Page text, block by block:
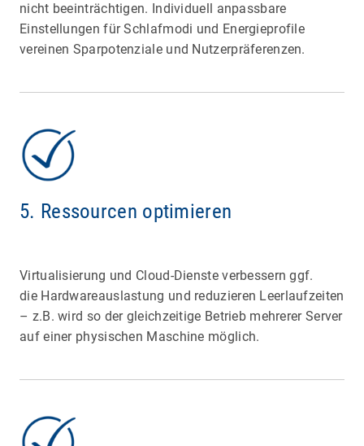
nicht beeinträchtigen. Individuell anpassbare
Einstellungen für Schlafmodi und Energieprofile
vereinen Sparpotenziale und Nutzerpräferenzen.
5. Ressourcen optimieren
Virtualisierung und Cloud-Dienste verbessern ggf.
die Hardwareauslastung und reduzieren Leerlaufzeiten
– z.B. wird so der gleichzeitige Betrieb mehrerer Server
auf einer physischen Maschine möglich.